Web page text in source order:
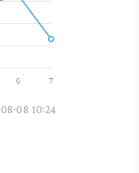
08-08 10:24